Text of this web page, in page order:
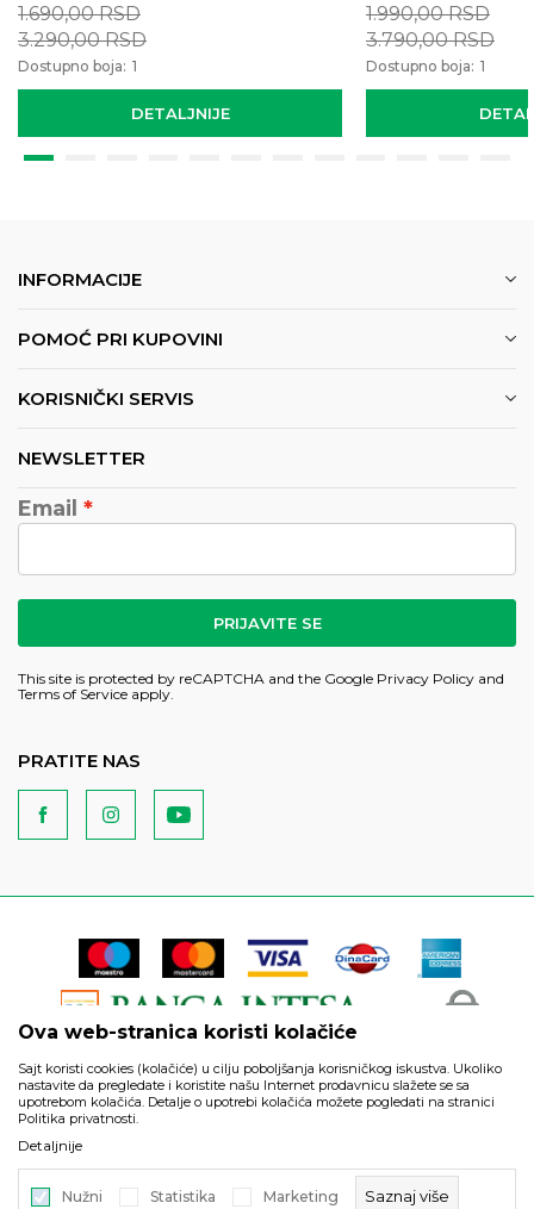
DETALJNIJE
1.690,00RSD
3.290,00RSD
Dostupno boja: 1
1.990,00RSD
3.790,00RSD
Dostupno boja: 1
INFORMACIJE
POMOĆ PRI KUPOVINI
KORISNIČKI SERVIS
NEWSLETTER
Email
PRIJAVITE SE
This site is protected by reCAPTCHA and the Google Privacy Policy and
Terms of Service apply.
PRATITE NAS
artikli prikazani na sajtu su deo naše ponude i ne podrazumeva
da su dostupni u svakom trenutku.
Ova web-stranica koristi kolačiće
Sajt koristi cookies (kolačiće) u cilju poboljšanja korisničkog iskustva. Ukoliko
nastavite da pregledate i koristite našu Internet prodavnicu slažete se sa
upotrebom kolačića. Detalje o upotrebi kolačića možete pogledati na stranici
Politika privatnosti.
Detaljnije
Nužni Statistika Marketing Saznaj više